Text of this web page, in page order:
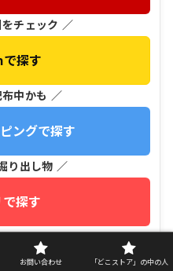
チェック ／
探す
中かも ／
ングで探す
り出し物 ／
探す
チェック ／
お問い合わせ 「どこストア」の中の人